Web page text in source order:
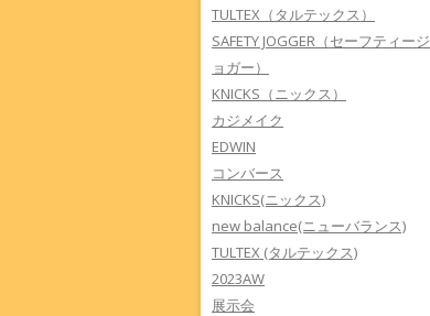
TULTEX（タルテックス）
SAFETY JOGGER（セーフティージ
ョガー）
KNICKS（ニックス）
カジメイク
EDWIN
コンバース
KNICKS(ニックス)
new balance(ニューバランス)
TULTEX (タルテックス)
2023AW
展示会